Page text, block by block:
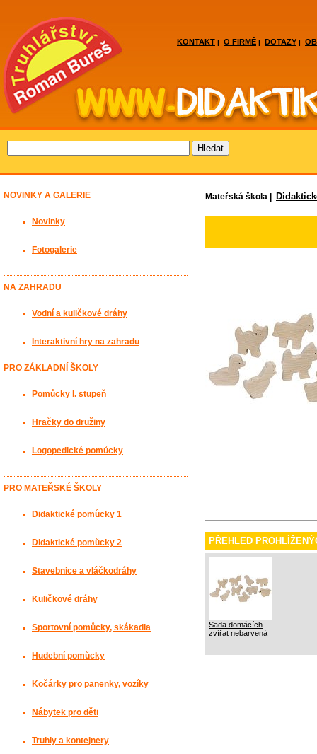
KONTAKT | O FIRMĚ | DOTAZY |
Mateřská škola |
PŘEHLED
Sada domácích
zvířat nebarvená
NOVINKY A GALERIE
Novinky
Fotogalerie
NA ZAHRADU
Vodní a kuličkové dráhy
Interaktivní hry na zahradu
PRO ZÁKLADNÍ ŠKOLY
Pomůcky I. stupeň
Hračky do družiny
Logopedické pomůcky
PRO MATEŘSKÉ ŠKOLY
Didaktické pomůcky 1
Didaktické pomůcky 2
Stavebnice a vláčkodráhy
Kuličkové dráhy
Sportovní pomůcky, skákadla
Hudební pomůcky
Kočárky pro panenky, vozíky
Nábytek pro děti
Truhly a kontejnery